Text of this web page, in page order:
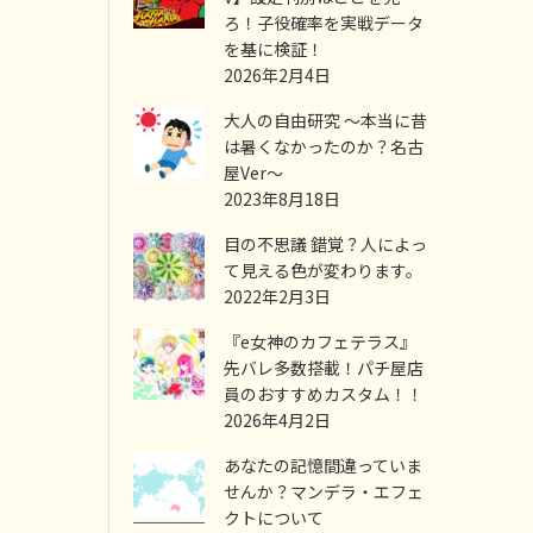
ろ！子役確率を実戦データ
を基に検証！
2026年2月4日
大人の自由研究 ～本当に昔
は暑くなかったのか？名古
屋Ver～
2023年8月18日
目の不思議 錯覚？人によっ
て見える色が変わります。
2022年2月3日
『e女神のカフェテラス』
先バレ多数搭載！パチ屋店
員のおすすめカスタム！！
2026年4月2日
あなたの記憶間違っていま
せんか？マンデラ・エフェ
クトについて